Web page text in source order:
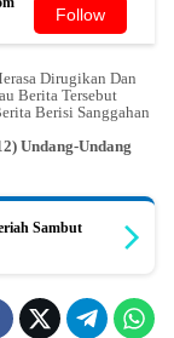
Follow
Dirugikan Dan
Berita Tersebut
Berisi Sanggahan
Undang-Undang
Sambut